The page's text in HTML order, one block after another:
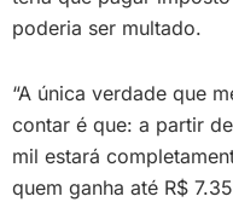
poderia ser multado.
“A única verdade que
contar é que: a partir
mil estará
quem ganha até R$